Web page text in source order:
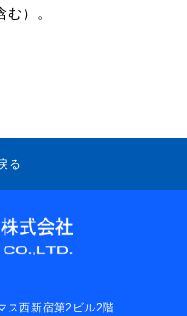
む）。
る
ス西新宿第2ビル2階